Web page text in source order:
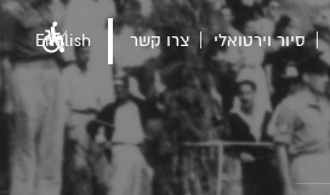
סיור וירטואלי צרו קשר English